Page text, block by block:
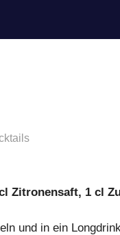
Zitronensaft, 1 cl
und in ein